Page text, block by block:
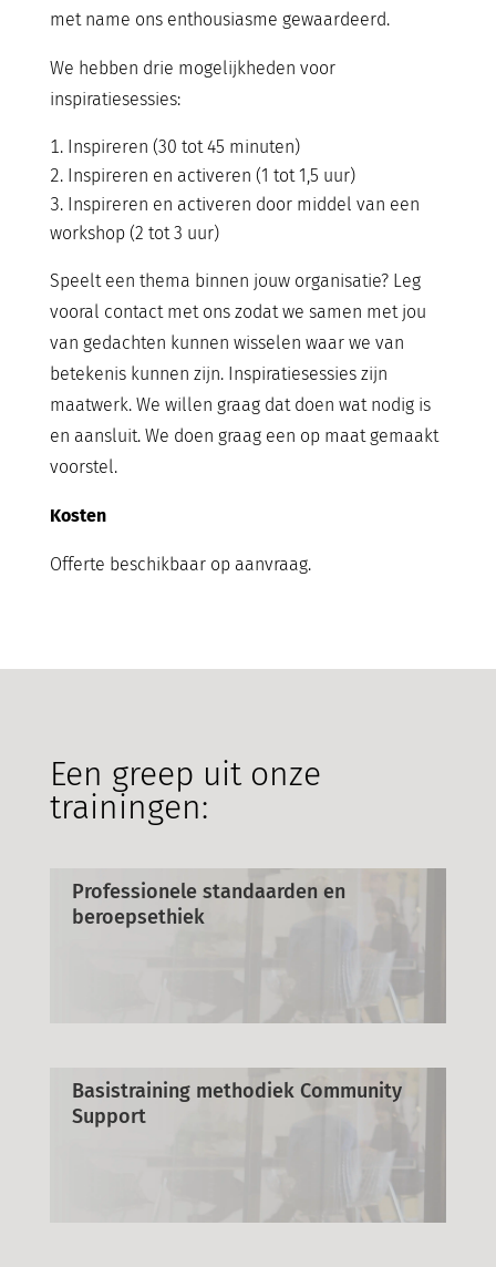
met name ons enthousiasme gewaardeerd.
We hebben drie mogelijkheden voor
inspiratiesessies:
Inspireren (30 tot 45 minuten)
Inspireren en activeren (1 tot 1,5 uur)
Inspireren en activeren door middel van een
workshop (2 tot 3 uur)
Speelt een thema binnen jouw organisatie? Leg
vooral contact met ons zodat we samen met jou
van gedachten kunnen wisselen waar we van
betekenis kunnen zijn. Inspiratiesessies zijn
maatwerk. We willen graag dat doen wat nodig is
en aansluit. We doen graag een op maat gemaakt
voorstel.
Kosten
Offerte beschikbaar op aanvraag.
Een greep uit onze
trainingen:
Professionele standaarden en
beroepsethiek
Basistraining methodiek Community
Support